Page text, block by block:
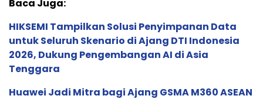
Baca Juga:
HIKSEMI Tampilkan Solusi Penyimpanan Data
untuk Seluruh Skenario di Ajang DTI Indonesia
2026, Dukung Pengembangan AI di Asia
Tenggara
Huawei Jadi Mitra bagi Ajang GSMA M360 ASEAN